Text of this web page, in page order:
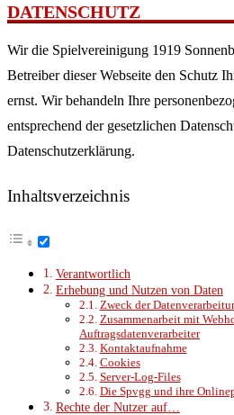
DATENSCHUTZ
Wir die Spielvereinigung 1919
Betreiber dieser Webseite den Schutz
ernst. Wir behandeln Ihre
entsprechend der gesetzlichen
Datenschutzerklärung.
Inhaltsverzeichnis
Verantwortlich
Erhebung und Nutzen von Daten
Zweck der
Zusammenarbeit mit
Auftragsdatenverarbeiter
Kontaktaufnahme
Cookies
Server-Log-Files
Die Spvgg und ihre
Rechte der Nutzer auf…